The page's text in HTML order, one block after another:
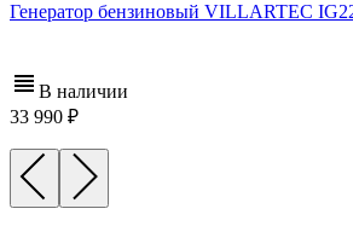
Генератор бензиновый VILLARTEC
В наличии
33 990